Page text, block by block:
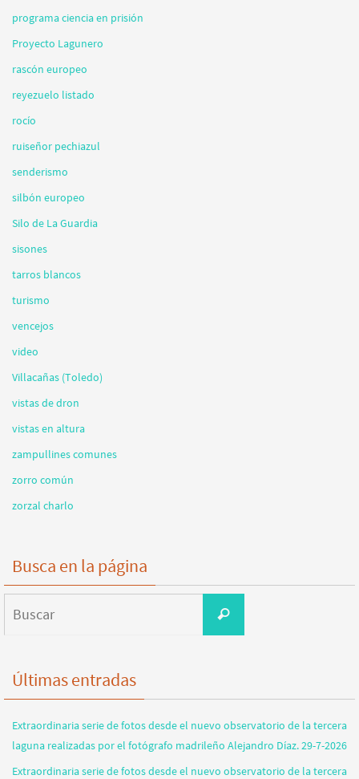
programa ciencia en prisión
Proyecto Lagunero
rascón europeo
reyezuelo listado
rocío
ruiseñor pechiazul
senderismo
silbón europeo
Silo de La Guardia
sisones
tarros blancos
turismo
vencejos
video
Villacañas (Toledo)
vistas de dron
vistas en altura
zampullines comunes
zorro común
zorzal charlo
Busca en la página
Buscar
Últimas entradas
Extraordinaria serie de fotos desde el nuevo observatorio de la tercera
laguna realizadas por el fotógrafo madrileño Alejandro Díaz. 29-7-2026
Extraordinaria serie de fotos desde el nuevo observatorio de la tercera